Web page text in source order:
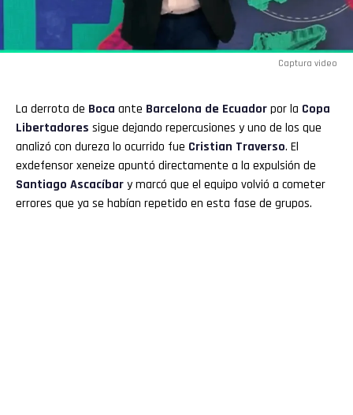
Captura video
La derrota de Boca ante Barcelona de Ecuadorpor la Copa
Libertadores sigue dejando repercusiones y uno de los que
analizó con dureza lo ocurrido fue Cristian Traverso. El
exdefensor xeneize apuntó directamente a la expulsión de
Santiago Ascacíbary marcó que el equipo volvió a cometer
errores que ya se habían repetido en esta fase de grupos.